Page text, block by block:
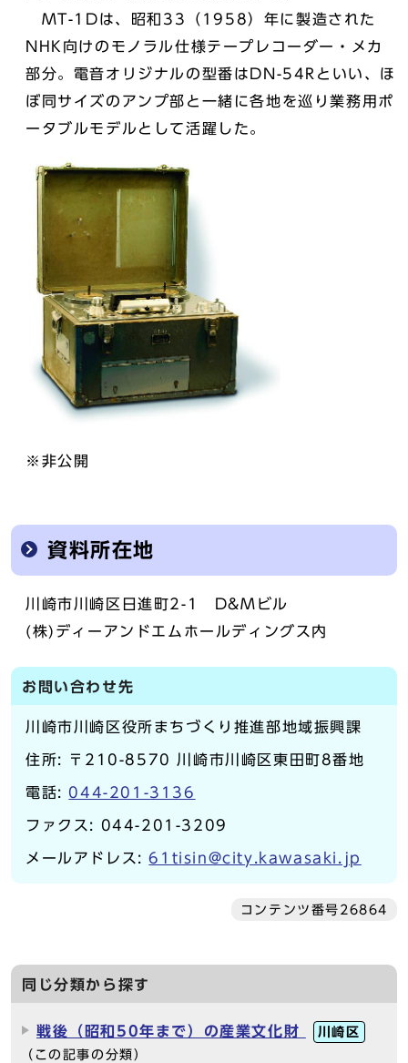
MT-1Dは、昭和33（1958）年に製造された
NHK向けのモノラル仕様テープレコーダー・メカ
部分。電音オリジナルの型番はDN-54Rといい、ほ
ぼ同サイズのアンプ部と一緒に各地を巡り業務用ポ
ータブルモデルとして活躍した。
※非公開
資料所在地
川崎市川崎区日進町2-1 D&Mビル
(株)ディーアンドエムホールディングス内
お問い合わせ先
川崎市川崎区役所まちづくり推進部地域振興課
住所: 〒210-8570 川崎市川崎区東田町8番地
電話: 044-201-3136
ファクス: 044-201-3209
メールアドレス:61tisin@city.kawasaki.jp
コンテンツ番号26864
同じ分類から探す
戦後（昭和50年まで）の産業文化財
川崎区
（この記事の分類）